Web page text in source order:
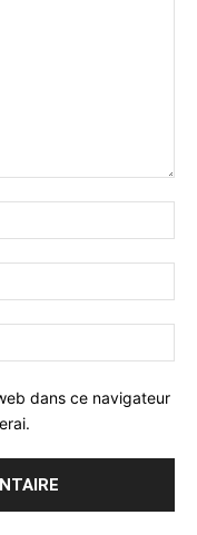
dans ce navigateur